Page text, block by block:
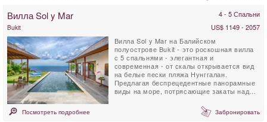
Вилла Sol y Mar 4 - 5 Спальни
Bukit
US$ 1149 - 2057
Вилла Sol y Mar на Балийском
полуострове Bukit - это роскошная вилла
с 5 спальнями - элегантная и
современная - от скалы открывается вид
на белые пески пляжа Нунггалан.
Предлагая беспрецедентные панорамные
виды на море, потрясающие закаты над
Посмотреть подробнее Забронировать